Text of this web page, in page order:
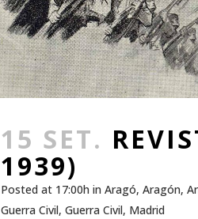
15 SET.
1939)
Posted at 17:00h in Aragó, Aragón,
Guerra Civil, Guerra Civil, Madrid